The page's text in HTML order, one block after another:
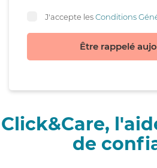
J'accepte lesConditions
Être rappelé
Click&Care,
de